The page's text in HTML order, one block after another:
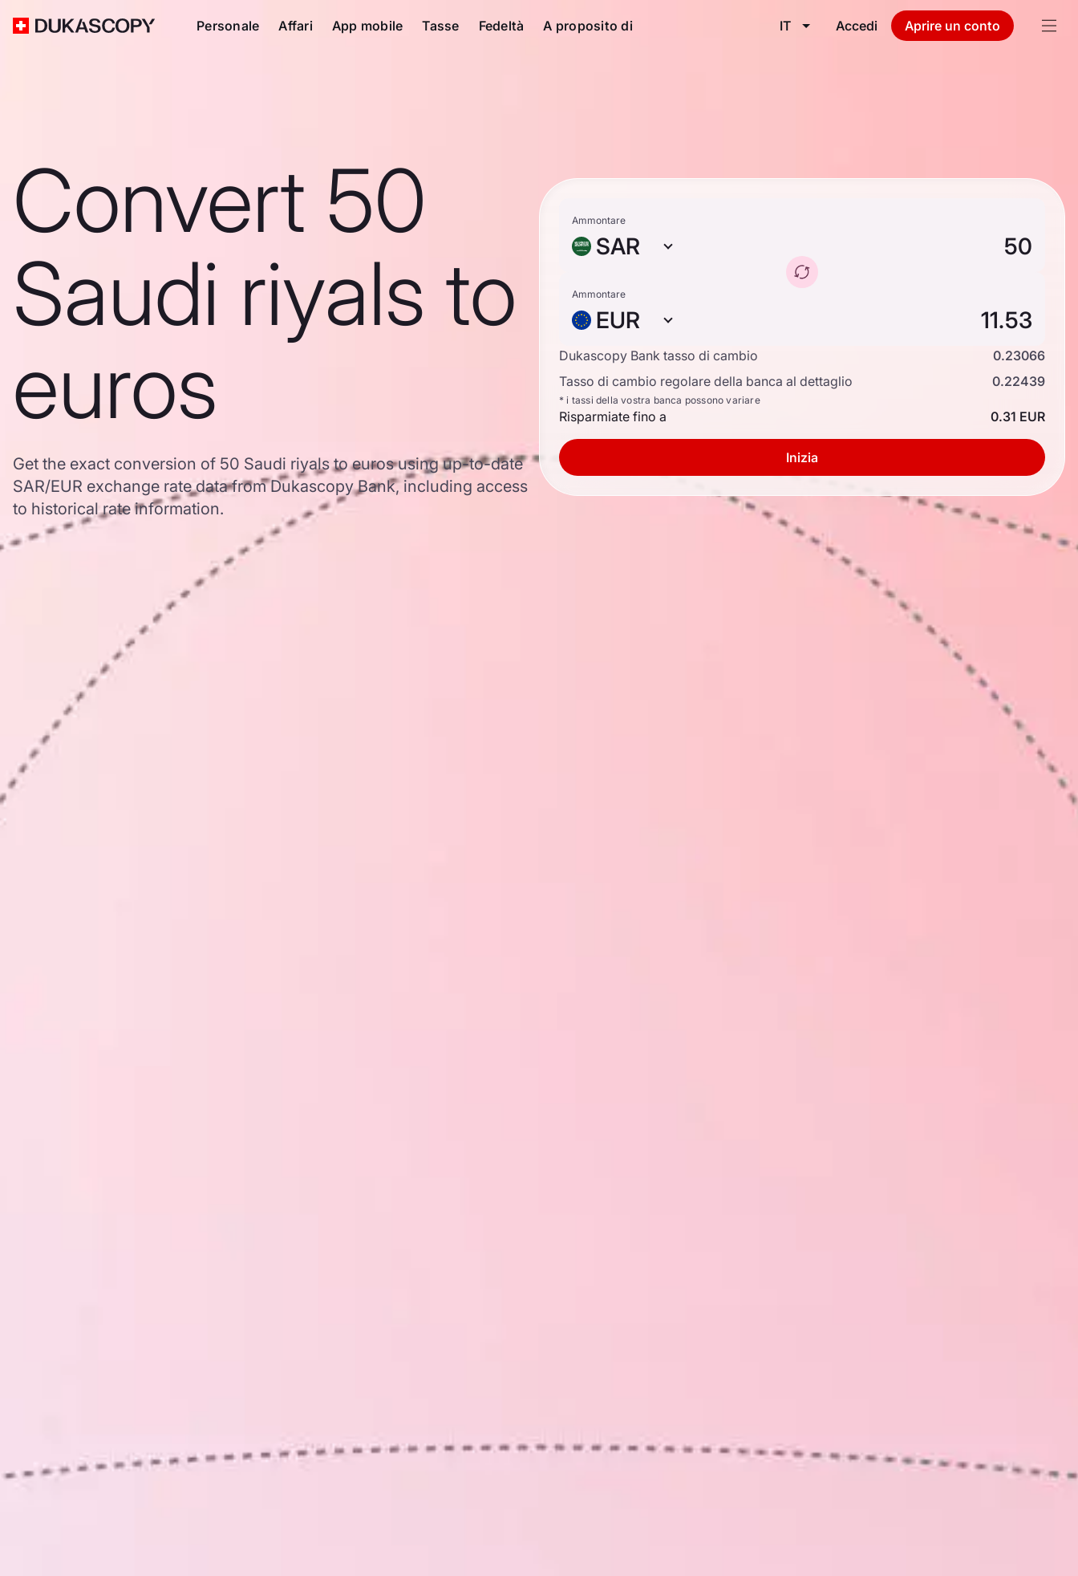
Personale Affari App mobile Tasse Fedeltà A proposito di IT Accedi Aprire un conto
Convert 50
Saudi riyals to
euros
Get the exact conversion of 50 Saudi riyals to euros using up-to-date
SAR/EUR exchange rate data from Dukascopy Bank, including access
to historical rate information.
Ammontare
SAR
Ammontare
EUR
Dukascopy Bank tasso di cambio
0.23066
Tasso di cambio regolare della banca al dettaglio
0.22439
* i tassi della vostra banca possono variare
Risparmiate fino a 0.31 EUR
Inizia